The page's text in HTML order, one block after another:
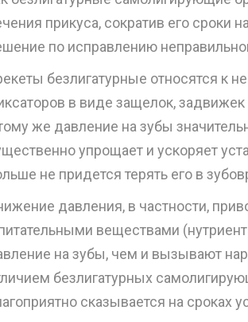
прикуса, сократив его сроки
по исправлению
безлигатурные относятся к
в виде защелок,
же давление на зубы
упрощает и ускоряет
не придется терять его в
давления, в частности,
веществами
на зубы, чем и вызывают
безлигатурных
сказывается на сроках